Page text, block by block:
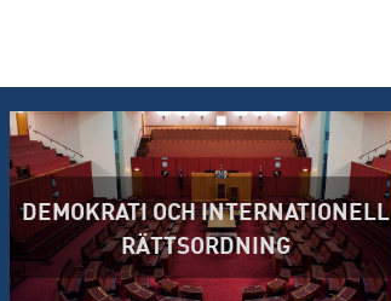
DEMOKRATI OCH INTERNATIONELL
RÄTTSORDNING